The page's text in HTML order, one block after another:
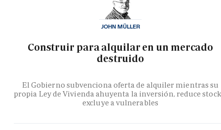
Construir para alquilar en un mercado
destruido
El Gobierno subvenciona oferta de alquiler mientras su
propia Ley de Vivienda ahuyenta la inversión, reduce
excluye a vulnerables
JOHN MÜLLER